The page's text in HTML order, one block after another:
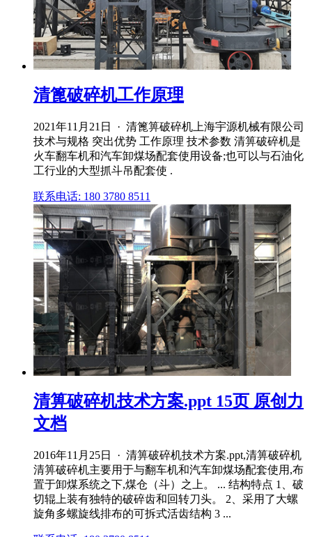
清篦破碎机工作原理
2021年11月21日 · 清篦箅破碎机上海宇源机械有限公司
技术与规格 突出优势 工作原理 技术参数 清箅破碎机是
火车翻车机和汽车卸煤场配套使用设备;也可以与石油化
工行业的大型抓斗吊配套使 .
联系电话: 180 3780 8511
清箅破碎机技术方案.ppt 15页 原创力
文档
2016年11月25日 · 清箅破碎机技术方案.ppt,清箅破碎机
清箅破碎机主要用于与翻车机和汽车卸煤场配套使用,布
置于卸煤系统之下,煤仓（斗）之上。 ... 结构特点 1、破
切辊上装有独特的破碎齿和回转刀头。 2、采用了大螺
旋角多螺旋线排布的可拆式活齿结构 3 ...